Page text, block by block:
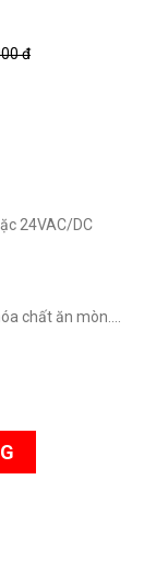
đ
24VAC/DC
chất ăn mòn....